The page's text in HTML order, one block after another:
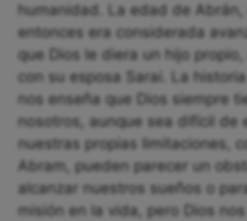
humanidad. La edad de Abrán,
entonces era considerada
que Dios le diera un hijo
con su esposa Sarai. La
nos enseña que Dios siempre
nosotros, aunque sea difícil de
nuestras propias limitaciones,
Abram, pueden parecer un
alcanzar nuestros sueños o
misión en la vida, pero Dios